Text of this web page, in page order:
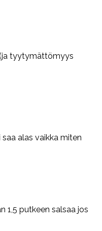
tyytymättömyys
alas vaikka miten
1,5 putkeen salsaa jos